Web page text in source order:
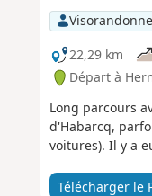
22,29 km
Départ à
Long parcours
d'Habarcq,
voitures). Il y a
Télécharger le